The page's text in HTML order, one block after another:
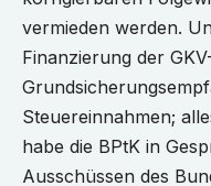
vermieden werden.
Finanzierung der
Steuereinnahmen;
habe die BPtK in
Ausschüssen des